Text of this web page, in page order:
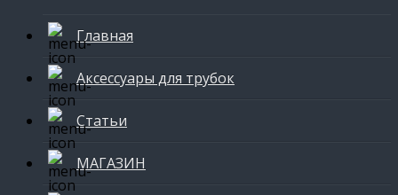
Главная
Аксессуары для трубок
Статьи
МАГАЗИН